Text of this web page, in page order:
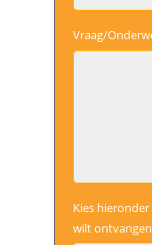
Vraag/
Kies
wilt